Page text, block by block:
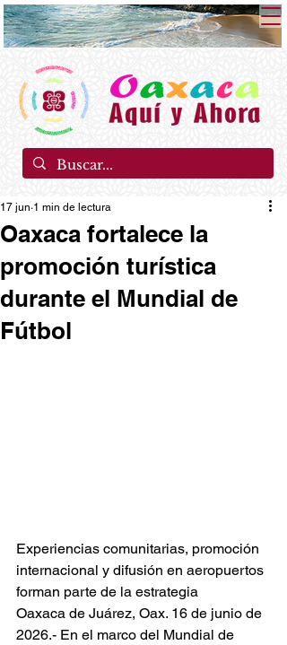
Oaxaca fortalece la
promoción turística
durante el Mundial de
Fútbol
17 jun 1 min de lectura
Experiencias comunitarias, promoción
internacional y difusión en aeropuertos
forman parte de la estrategia
Oaxaca de Juárez, Oax. 16 de junio de
2026.- En el marco del Mundial de